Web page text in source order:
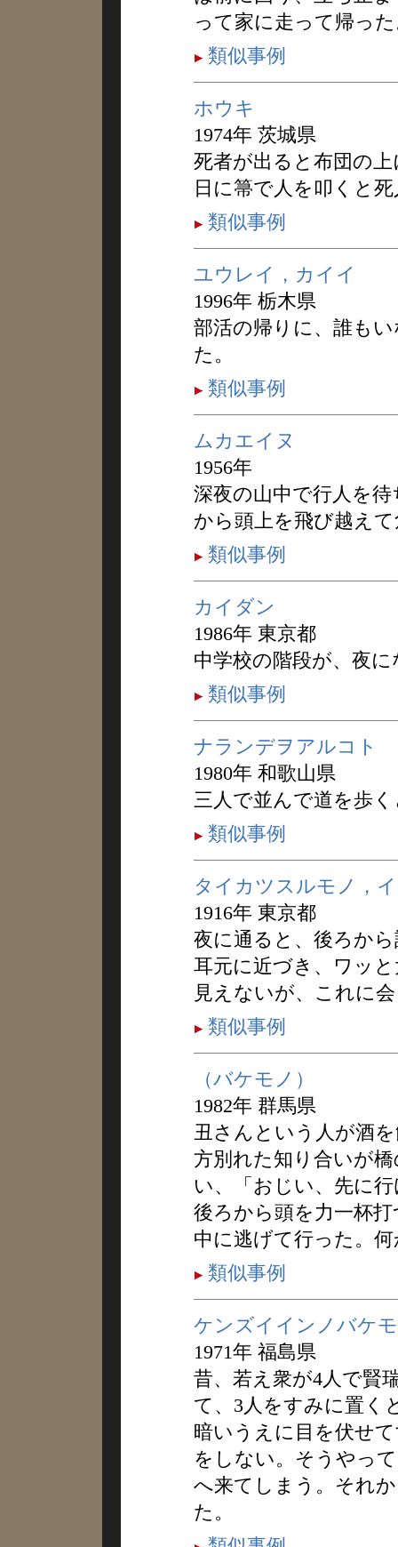
って家に走って帰っ
類似事例
ホウキ
1974年 茨城県
死者が出ると布団の
日に箒で人を叩くと
類似事例
ユウレイ，カイイ
1996年 栃木県
部活の帰りに、誰も
た。
類似事例
ムカエイヌ
1956年
深夜の山中で行人を
から頭上を飛び越え
類似事例
カイダン
1986年 東京都
中学校の階段が、夜
類似事例
ナランデヲアルコト
1980年 和歌山県
三人で並んで道を歩
類似事例
タイカツスルモノ，
1916年 東京都
夜に通ると、後ろか
耳元に近づき、ワッ
見えないが、これに
類似事例
（バケモノ）
1982年 群馬県
丑さんという人が酒
方別れた知り合いが
い、「おじい、先に
後ろから頭を力一杯
中に逃げて行った。
類似事例
ケンズイインノバケ
1971年 福島県
昔、若え衆が4人で賢
て、3人をすみに置く
暗いうえに目を伏せ
をしない。そうやっ
へ来てしまう。それ
た。